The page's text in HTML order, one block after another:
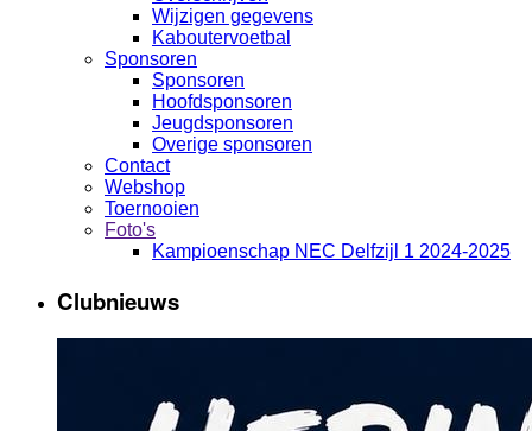
Wijzigen gegevens
Kaboutervoetbal
Sponsoren
Sponsoren
Hoofdsponsoren
Jeugdsponsoren
Overige sponsoren
Contact
Webshop
Toernooien
Foto's
Kampioenschap NEC Delfzijl 1 2024-2025
Clubnieuws